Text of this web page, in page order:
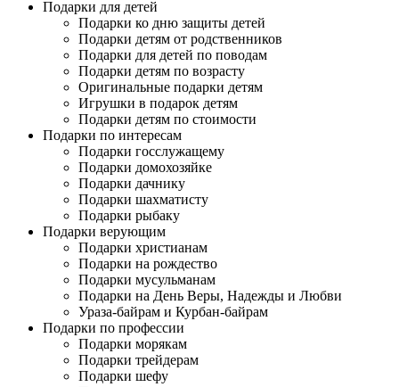
Подарки для детей
Подарки ко дню защиты детей
Подарки детям от родственников
Подарки для детей по поводам
Подарки детям по возрасту
Оригинальные подарки детям
Игрушки в подарок детям
Подарки детям по стоимости
Подарки по интересам
Подарки госслужащему
Подарки домохозяйке
Подарки дачнику
Подарки шахматисту
Подарки рыбаку
Подарки верующим
Подарки христианам
Подарки на рождество
Подарки мусульманам
Подарки на День Веры, Надежды и Любви
Ураза-байрам и Курбан-байрам
Подарки по профессии
Подарки морякам
Подарки трейдерам
Подарки шефу